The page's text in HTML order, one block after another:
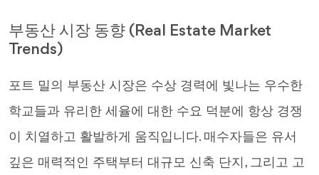
부동산 시장 동향 (Real Estate Market
Trends)
포트 밀의 부동산 시장은 수상 경력에 빛나는 우수한
학교들과 유리한 세율에 대한 수요 덕분에 항상 경쟁
이 치열하고 활발하게 움직입니다. 매수자들은 유서
깊은 매력적인 주택부터 대규모 신축 단지, 그리고 고